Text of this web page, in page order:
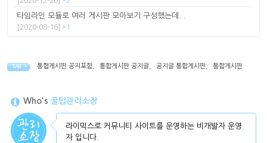
타임라인 모듈로 여러 게시판 모아보기 구성했는데...
[2020-08-16] *1
TAG • 통헙게시판 공지포함 통합게시판 공지글 공지글 통합게시판 통합게시판
Who's 꿀팁관리소장
라이믹스로 커뮤니티 사이트를 운영하는 비개발자 운영
자 입니다.